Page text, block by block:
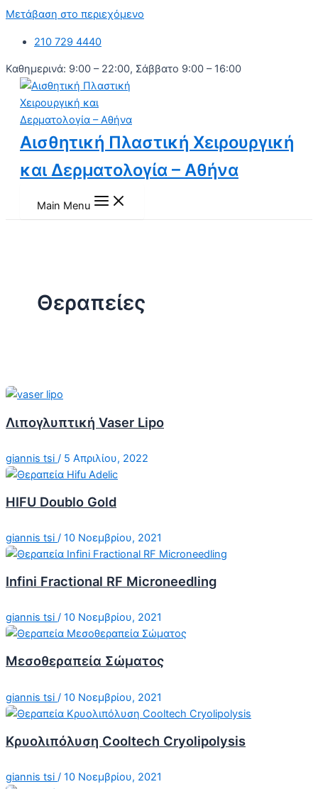
Μετάβαση στο περιεχόμενο
210 729 4440
Καθημερινά: 9:00 – 22:00, Σάββατο 9:00 – 16:00
Αισθητική Πλαστική Χειρουργική
και Δερματολογία – Αθήνα
Main Menu
Θεραπείες
Λιπογλυπτική Vaser Lipo
giannis tsi / 5 Απριλίου, 2022
HIFU Doublo Gold
giannis tsi / 10 Νοεμβρίου, 2021
Infini Fractional RF Microneedling
giannis tsi / 10 Νοεμβρίου, 2021
Μεσοθεραπεία Σώματος
giannis tsi / 10 Νοεμβρίου, 2021
Κρυολιπόλυση Cooltech Cryolipolysis
giannis tsi / 10 Νοεμβρίου, 2021